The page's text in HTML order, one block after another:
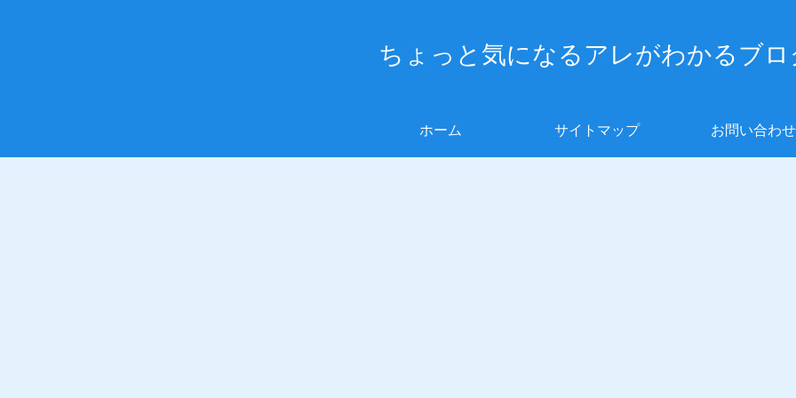
ちょっと気になるアレがわかるブロ
ホーム サイトマップ お問い合わせ